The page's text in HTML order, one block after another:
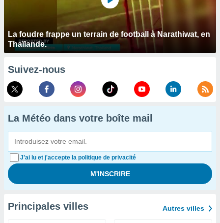
La foudre frappe un terrain de football à Narathiwat, en
Thaïlande.
Suivez-nous
La Météo dans votre boîte mail
J'ai lu et j'accepte la politique de privacité
Principales villes Autres villes